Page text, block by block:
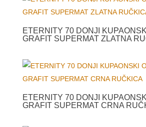
ETERNITY 70 DONJI
GRAFIT SUPERMAT ZLATNA
ETERNITY 70 DONJI
GRAFIT SUPERMAT CRNA